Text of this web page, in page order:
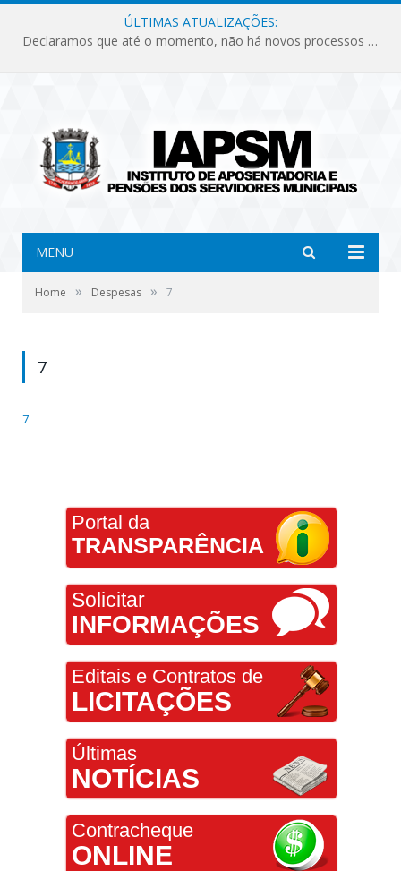
ÚLTIMAS ATUALIZAÇÕES:
Declaramos que até o momento, não há novos processos licitatórios para o Instituto de Previdência no ano de 2026.
MENU
Home » Despesas » 7
7
7
Portal da
TRANSPARÊNCIA
Solicitar
INFORMAÇÕES
Editais e Contratos de
LICITAÇÕES
Últimas
NOTÍCIAS
Contracheque
ONLINE